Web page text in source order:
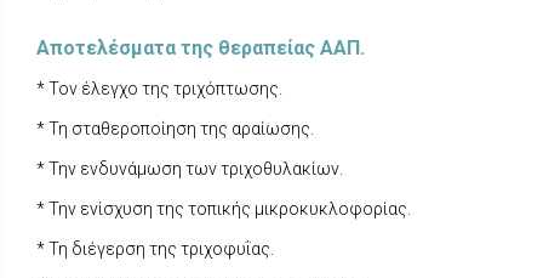
Αποτελέσματα της θεραπείας ΑΑΠ.
* Τον έλεγχο της τριχόπτωσης.
* Τη σταθεροποίηση της αραίωσης.
* Την ενδυνάμωση των τριχοθυλακίων.
* Την ενίσχυση της τοπικής μικροκυκλοφορίας.
* Τη διέγερση της τριχοφυΐας.